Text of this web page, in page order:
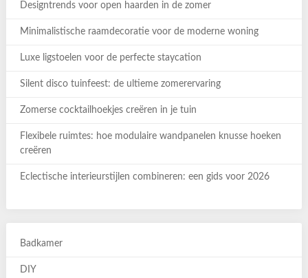
Designtrends voor open haarden in de zomer
Minimalistische raamdecoratie voor de moderne woning
Luxe ligstoelen voor de perfecte staycation
Silent disco tuinfeest: de ultieme zomerervaring
Zomerse cocktailhoekjes creëren in je tuin
Flexibele ruimtes: hoe modulaire wandpanelen knusse hoeken
creëren
Eclectische interieurstijlen combineren: een gids voor 2026
Badkamer
DIY